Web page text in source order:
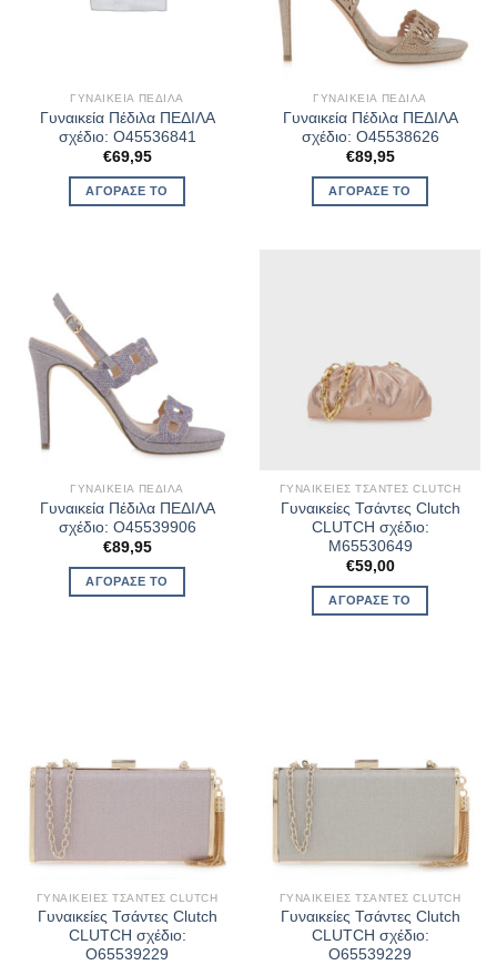
ΓΥΝΑΙΚΕΊΑ ΠΈΔΙΛΑ
Γυναικεία Πέδιλα ΠΕΔΙΛΑ
σχέδιο: O45536841
€69,95
ΑΓΌΡΑΣΈ ΤΟ
ΓΥΝΑΙΚΕΊΑ ΠΈΔΙΛΑ
Γυναικεία Πέδιλα ΠΕΔΙΛΑ
σχέδιο: O45538626
€89,95
ΑΓΌΡΑΣΈ ΤΟ
ΓΥΝΑΙΚΕΊΑ ΠΈΔΙΛΑ
Γυναικεία Πέδιλα ΠΕΔΙΛΑ
σχέδιο: O45539906
€89,95
ΑΓΌΡΑΣΈ ΤΟ
ΓΥΝΑΙΚΕΊΕΣ ΤΣΆΝΤΕΣ CLUTCH
Γυναικείες Τσάντες Clutch
CLUTCH σχέδιο:
M65530649
€59,00
ΑΓΌΡΑΣΈ ΤΟ
ΓΥΝΑΙΚΕΊΕΣ ΤΣΆΝΤΕΣ CLUTCH
Γυναικείες Τσάντες Clutch
CLUTCH σχέδιο:
O65539229
ΓΥΝΑΙΚΕΊΕΣ ΤΣΆΝΤΕΣ CLUTCH
Γυναικείες Τσάντες Clutch
CLUTCH σχέδιο:
O65539229